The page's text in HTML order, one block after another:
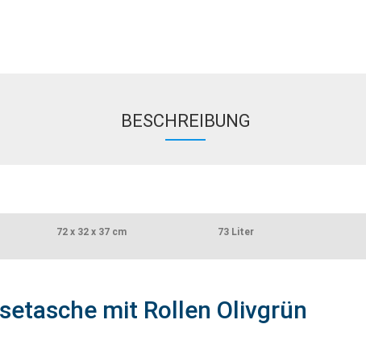
BESCHREIBUNG
72 x 32 x 37 cm 73 Liter
mit Rollen Olivgrün